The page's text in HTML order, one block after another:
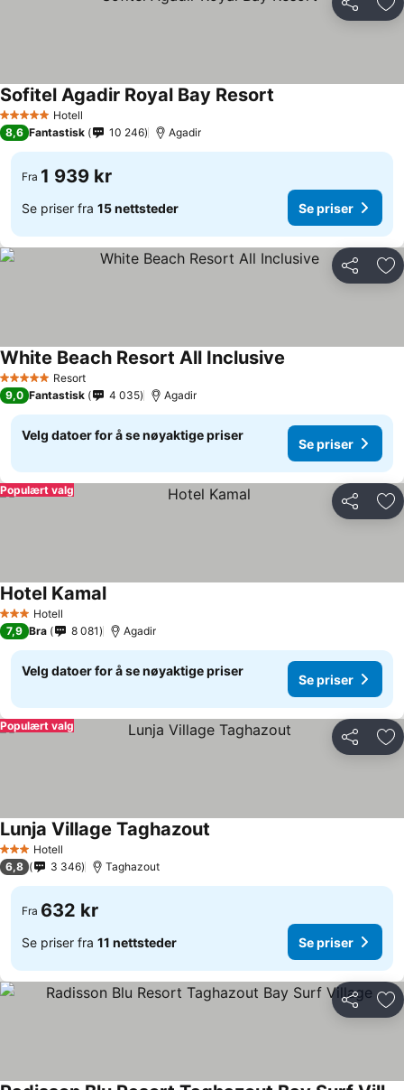
Del
5 Stjerner Hotell
Sofitel Agadir Royal Bay Resort
8,6 Fantastisk 10 246 Agadir
Fra 1 939 kr
Se priser fra 15 nettsteder Se priser
Del
5 Stjerner Resort
White Beach Resort All Inclusive
9,0 Fantastisk 4 035 Agadir
Velg datoer for å se nøyaktige priser
Se priser
Del
Populært valg
3 StjernerHotell
Hotel Kamal
7,9 Bra 8 081 Agadir
Velg datoer for å se nøyaktige priser
Se priser
Del
Populært valg
3 StjernerHotell
Lunja Village Taghazout
6,8 3 346 Taghazout
Fra 632 kr
Se priser fra 11 nettsteder Se priser
Del